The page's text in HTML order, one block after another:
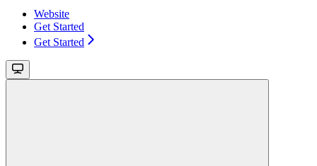
Website
Get Started
Get Started